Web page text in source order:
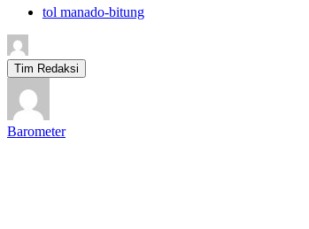
tol manado-bitung
Tim Redaksi
Barometer